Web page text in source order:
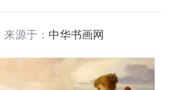
源于： 中华书画网